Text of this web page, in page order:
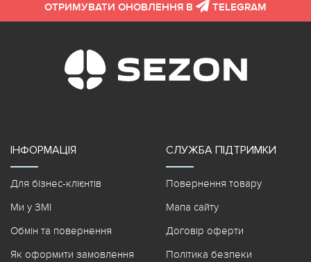
ОТРИМУВАТИ ОНОВЛЕННЯ В TELEGRAM
ІНФОРМАЦІЯ
Для бізнес-клієнтів
Ми у ЗМІ
Обмін та повернення
Як оформити замовлення
СЛУЖБА ПІДТРИМКИ
Повернення товару
Мапа сайту
Договір оферти
Політика безпеки